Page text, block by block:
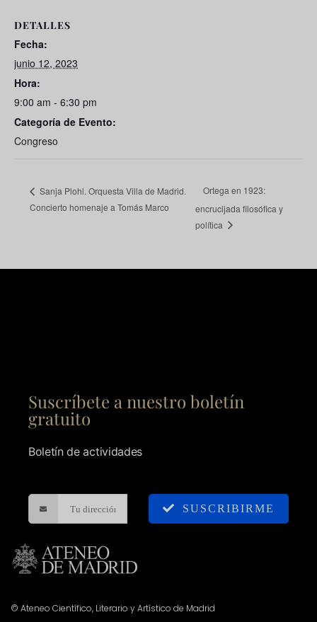
DETALLES
Fecha:
junio 12, 2023
Hora:
9:00 am - 6:30 pm
Categoría de Evento:
Congreso
Sanja Plohl. Orquesta Villa de Madrid.
Concierto homenaje a Tomás Marco
Ortega en 1923:
encrucijada filosófica y
política
Suscríbete a nuestro boletín
gratuito
Boletín de actividades
SUSCRIBIRME
© Ateneo Científico, Literario y Artístico de Madrid